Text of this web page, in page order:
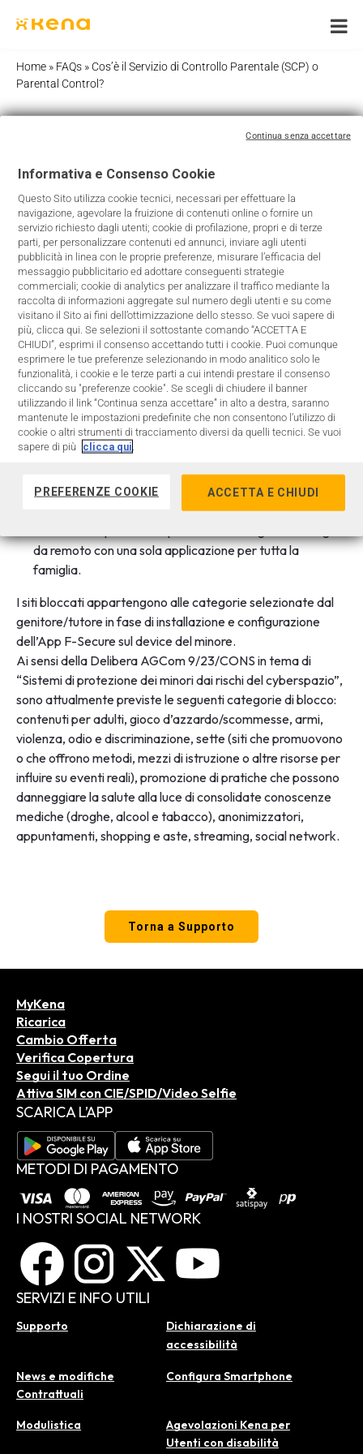
Home » FAQs » Cos’è il Servizio di Controllo Parentale (SCP) o
Parental Control?
Parentale (SCP) o Parental
Control?
Il Servizio di Controllo Parentale (SCP) o Parental Control è
un servizio gratuito messo a disposizione da Kena per la
propria clientela e che consente, tramite App F-Secure, di
bloccare l’accesso a siti internet e App con contenuti non
adatti ai minori.
L’App di F-Secure è disponibile per i dispositivi con sistemi
operativi Apple e Android e permette di:
filtrare i contenuti fruibili;
bloccare l’accesso a siti pericolosi o non adatti a minori;
controllare le applicazioni installate e le attività online;
da remoto con una sola applicazione per tutta la
famiglia.
I siti bloccati appartengono alle categorie selezionate dal
genitore/tutore in fase di installazione e configurazione
dell’App F-Secure sul device del minore.
Ai sensi della Delibera AGCom 9/23/CONS in tema di
“Sistemi di protezione dei minori dai rischi del cyberspazio”,
sono attualmente previste le seguenti categorie di blocco:
contenuti per adulti, gioco d’azzardo/scommesse, armi,
violenza, odio e discriminazione, sette (siti che promuovono
o che offrono metodi, mezzi di istruzione o altre risorse per
influire su eventi reali), promozione di pratiche che possono
danneggiare la salute alla luce di consolidate conoscenze
mediche (droghe, alcool e tabacco), anonimizzatori,
appuntamenti, shopping e aste, streaming, social network.
Torna a Supporto
MyKena
Ricarica
Cambio Offerta
Verifica Copertura
Segui il tuo Ordine
Attiva SIM con CIE/SPID/Video Selfie
SCARICA L’APP
METODI DI PAGAMENTO
I NOSTRI SOCIAL NETWORK
SERVIZI E INFO UTILI
Supporto
Dichiarazione di
accessibilità
News e modifiche
Contrattuali
Configura Smartphone
Modulistica
Agevolazioni Kena per
Utenti con disabilità
Informativa e Consenso Cookie
Questo Sito utilizza cookie tecnici, necessari per effettuare la
navigazione, agevolare la fruizione di contenuti online o fornire un
servizio richiesto dagli utenti; cookie di profilazione, propri e di terze
parti, per personalizzare contenuti ed annunci, inviare agli utenti
pubblicità in linea con le proprie preferenze, misurare l’efficacia del
messaggio pubblicitario ed adottare conseguenti strategie
commerciali; cookie di analytics per analizzare il traffico mediante la
raccolta di informazioni aggregate sul numero degli utenti e su come
visitano il Sito ai fini dell’ottimizzazione dello stesso. Se vuoi sapere di
più, clicca qui. Se selezioni il sottostante comando “ACCETTA E
CHIUDI”, esprimi il consenso accettando tutti i cookie. Puoi comunque
esprimere le tue preferenze selezionando in modo analitico solo le
funzionalità, i cookie e le terze parti a cui intendi prestare il consenso
cliccando su "preferenze cookie". Se scegli di chiudere il banner
utilizzando il link “Continua senza accettare” in alto a destra, saranno
mantenute le impostazioni predefinite che non consentono l’utilizzo di
cookie o altri strumenti di tracciamento diversi da quelli tecnici. Se vuoi
sapere di più clicca qui
PREFERENZE COOKIE ACCETTA E CHIUDI
Continua senza accettare